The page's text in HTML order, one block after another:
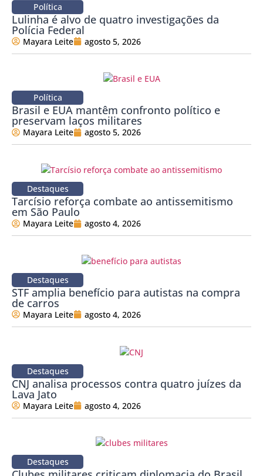
Política
Lulinha é alvo de quatro investigações da
Polícia Federal
Mayara Leite agosto 5, 2026
Política
Brasil e EUA mantêm confronto político e
preservam laços militares
Mayara Leite agosto 5, 2026
Destaques
Tarcísio reforça combate ao antissemitismo
em São Paulo
Mayara Leite agosto 4, 2026
Destaques
STF amplia benefício para autistas na compra
de carros
Mayara Leite agosto 4, 2026
Destaques
CNJ analisa processos contra quatro juízes da
Lava Jato
Mayara Leite agosto 4, 2026
Destaques